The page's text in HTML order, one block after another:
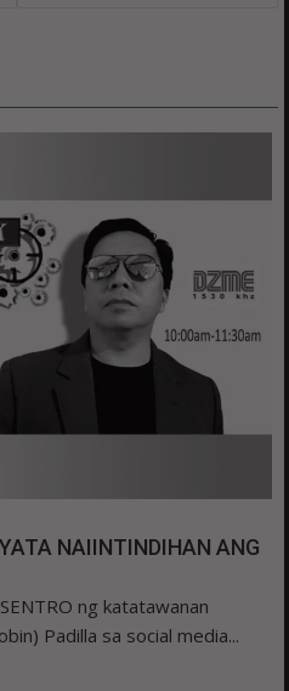
NAIINTINDIHAN ANG
ng katatawanan
Padilla sa social media...